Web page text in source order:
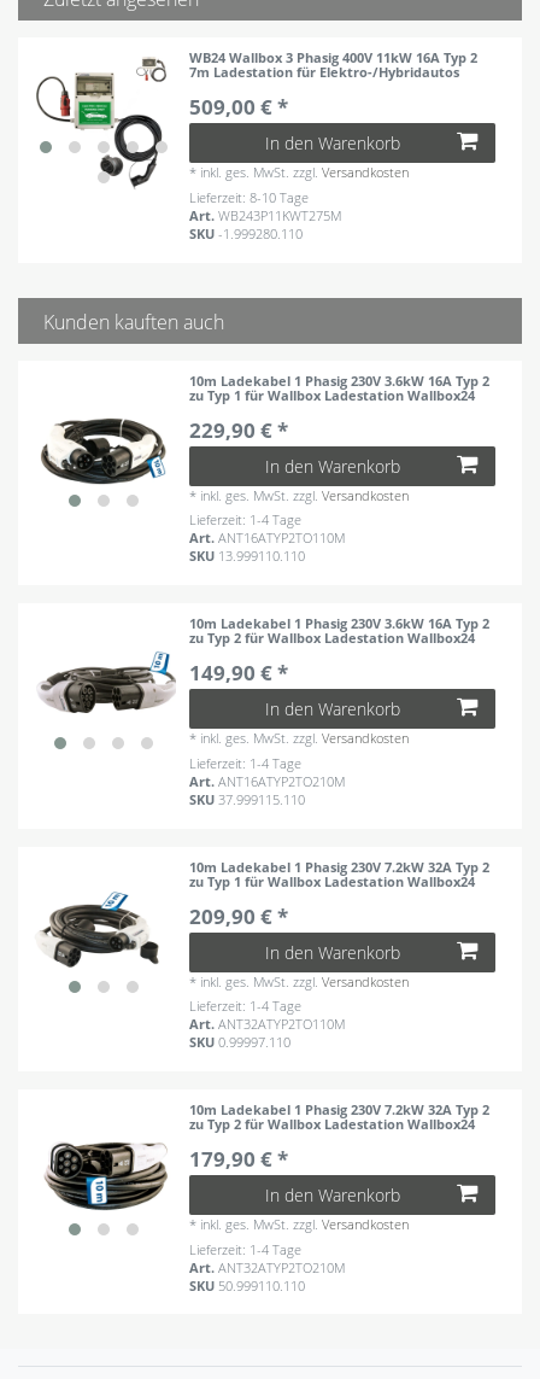
WB24 Wallbox 3 Phasig 400V 11kW 16A Typ 2
7m Ladestation für Elektro-/Hybridautos
509,00 € *
In den Warenkorb
* inkl. ges. MwSt. zzgl.Versandkosten
Lieferzeit: 8-10 Tage
Art.WB243P11KWT275M
SKU-1.999280.110
Kunden kauften auch
10m Ladekabel 1 Phasig 230V 3.6kW 16A Typ 2
zu Typ 1 für Wallbox Ladestation Wallbox24
229,90 € *
In den Warenkorb
* inkl. ges. MwSt. zzgl.Versandkosten
Lieferzeit: 1-4 Tage
Art.ANT16ATYP2TO110M
SKU 13.999110.110
10m Ladekabel 1 Phasig 230V 3.6kW 16A Typ 2
zu Typ 2 für Wallbox Ladestation Wallbox24
149,90 € *
In den Warenkorb
* inkl. ges. MwSt. zzgl.Versandkosten
Lieferzeit: 1-4 Tage
Art.ANT16ATYP2TO210M
SKU 37.999115.110
10m Ladekabel 1 Phasig 230V 7.2kW 32A Typ 2
zu Typ 1 für Wallbox Ladestation Wallbox24
209,90 € *
In den Warenkorb
* inkl. ges. MwSt. zzgl.Versandkosten
Lieferzeit: 1-4 Tage
Art.ANT32ATYP2TO110M
SKU0.99997.110
10m Ladekabel 1 Phasig 230V 7.2kW 32A Typ 2
zu Typ 2 für Wallbox Ladestation Wallbox24
179,90 € *
In den Warenkorb
* inkl. ges. MwSt. zzgl.Versandkosten
Lieferzeit: 1-4 Tage
Art.ANT32ATYP2TO210M
SKU 50.999110.110